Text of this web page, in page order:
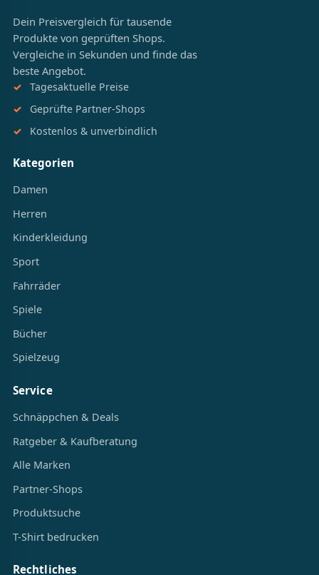
Dein Preisvergleich für tausende
Produkte von geprüften Shops.
Vergleiche in Sekunden und finde das
beste Angebot.
Tagesaktuelle Preise
Geprüfte Partner-Shops
Kostenlos & unverbindlich
Kategorien
Damen
Herren
Kinderkleidung
Sport
Fahrräder
Spiele
Bücher
Spielzeug
Service
Schnäppchen & Deals
Ratgeber & Kaufberatung
Alle Marken
Partner-Shops
Produktsuche
T-Shirt bedrucken
Rechtliches